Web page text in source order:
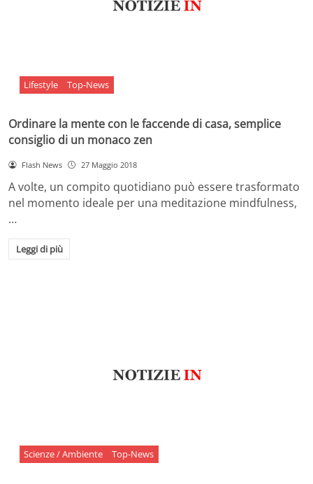
Lifestyle Top-News
Ordinare la mente con le faccende di casa, semplice
consiglio di un monaco zen
Flash News 27 Maggio 2018
A volte, un compito quotidiano può essere trasformato
nel momento ideale per una meditazione mindfulness,
…
Leggi di più
Scienze / Ambiente Top-News